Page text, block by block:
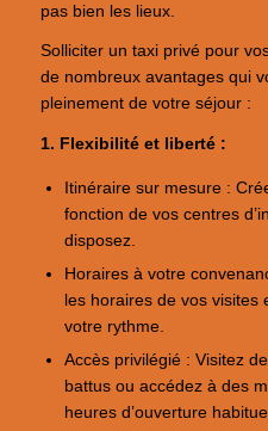
pas bien les lieux.
Solliciter un taxi privé pour
de nombreux avantages qui
pleinement de votre séjour :
1. Flexibilité et liberté :
Itinéraire sur mesure :
fonction de vos centres
disposez.
Horaires à votre
les horaires de vos visites
votre rythme.
Accès privilégié : Visitez
battus ou accédez à des
heures d’ouverture